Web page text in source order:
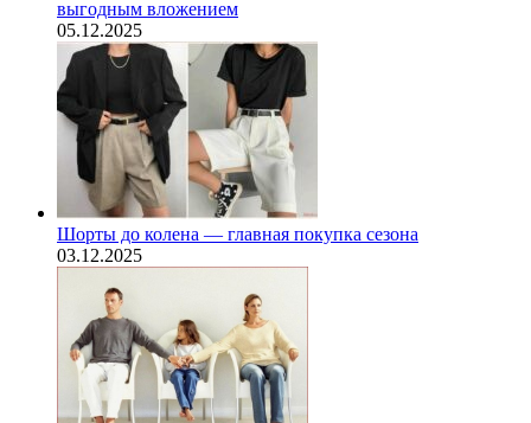
выгодным вложением
05.12.2025
Шорты до колена — главная покупка сезона
03.12.2025